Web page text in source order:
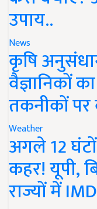
उपाय..
News
कृषि
वैज्ञानिकों
तकनीकों पर
Weather
अगले 12
कहर! यूपी,
राज्यों में